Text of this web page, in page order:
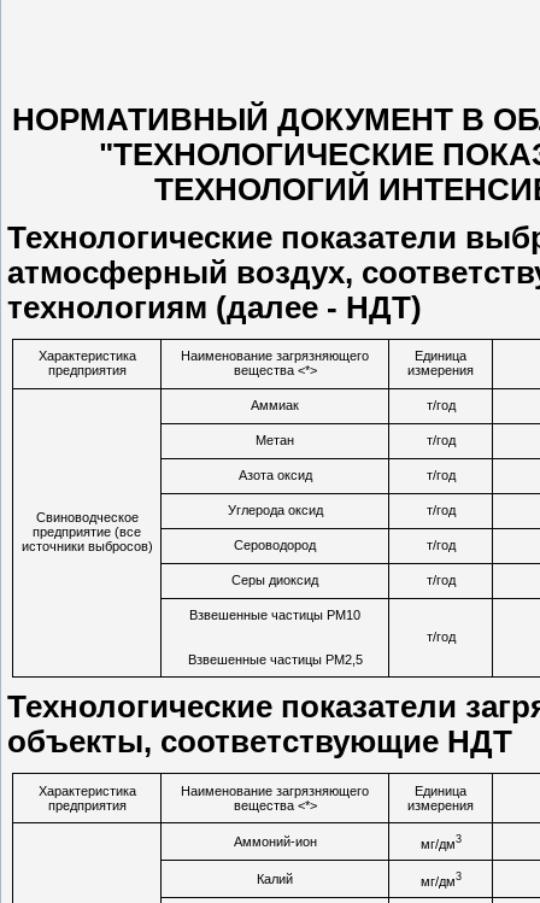
НОРМАТИВНЫЙ ДОКУМЕНТ В
"ТЕХНОЛОГИЧЕСКИЕ
ТЕХНОЛОГИЙ
Технологические показатели
атмосферный воздух,
технологиям (далее - НДТ)
Характеристика
предприятия
Наименование загрязняющего
вещества <*>
Единица
измерения
Свиноводческое
предприятие (все
источники выбросов)
Аммиак т/год
Метан т/год
Азота оксид т/год
Углерода оксид т/год
Сероводород т/год
Серы диоксид т/год
Взвешенные частицы PM10
Взвешенные частицы PM2,5
т/год
Технологические показатели
объекты, соответствующие НДТ
Характеристика
предприятия
Наименование загрязняющего
вещества <*>
Единица
измерения
Аммоний-ион мг/дм3
Калий мг/дм3